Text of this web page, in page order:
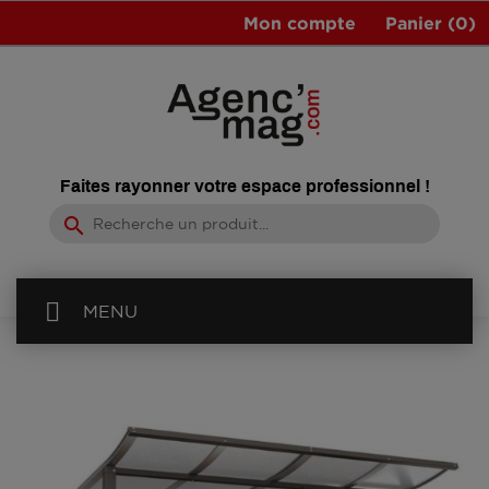
Panier (0)
Mon compte
Faites rayonner votre espace professionnel !
search
MENU